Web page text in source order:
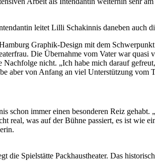
leitet Lilli Schakinnis daneben auch
Graphik-Design mit dem
Die Übernahme vom Vater war quasi
nicht. „Ich habe mich darauf
aber von Anfang an viel Unterstützung vom
schon immer einen besonderen Reiz
real, was auf der Bühne passiert, es ist wie
die Spielstätte Packhaustheater. Das